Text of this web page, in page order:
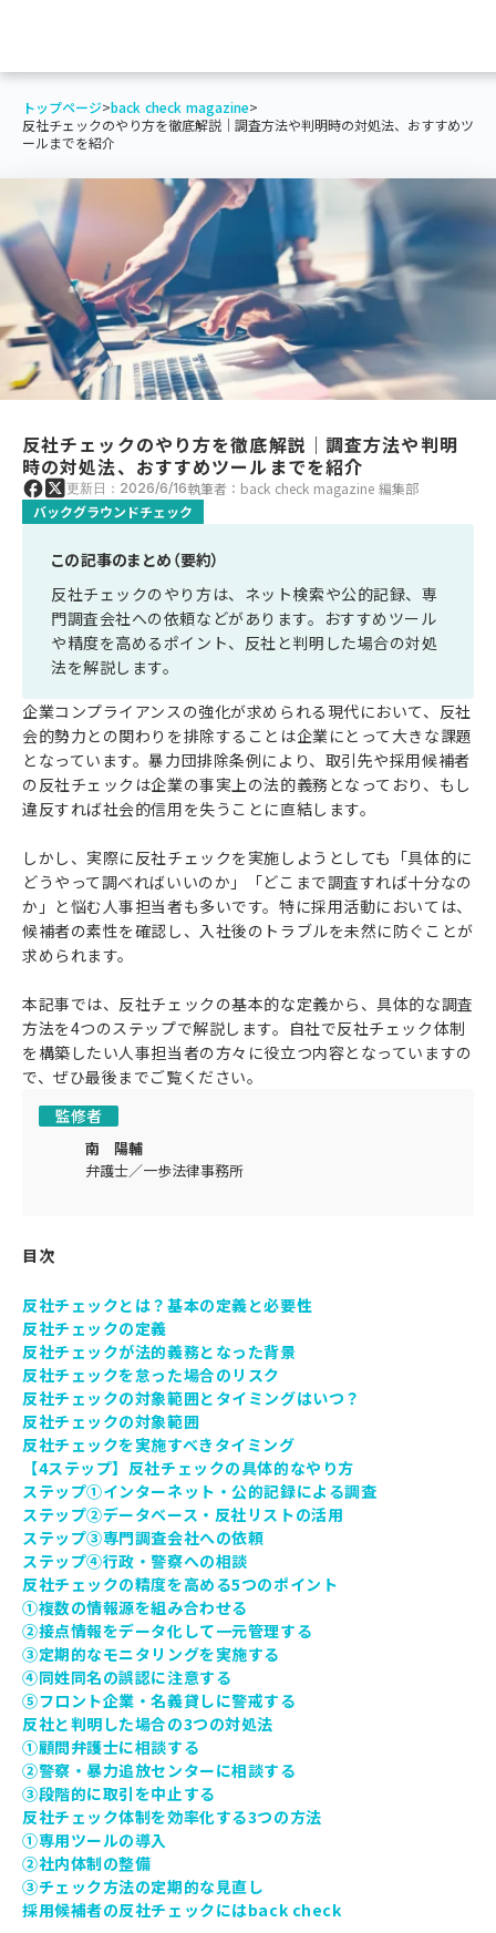
トップページ>back check magazine>
反社チェックのやり方を徹底解説｜調査方法や判明時の対処法、おすすめツ
ールまでを紹介
反社チェックのやり方を徹底解説｜調査方法や判明
時の対処法、おすすめツールまでを紹介
更新日：2026/6/16執筆者：back check magazine 編集部
バックグラウンドチェック
この記事のまとめ（要約）
反社チェックのやり方は、ネット検索や公的記録、専
門調査会社への依頼などがあります。おすすめツール
や精度を高めるポイント、反社と判明した場合の対処
法を解説します。
企業コンプライアンスの強化が求められる現代において、反社
会的勢力との関わりを排除することは企業にとって大きな課題
となっています。暴力団排除条例により、取引先や採用候補者
の反社チェックは企業の事実上の法的義務となっており、もし
違反すれば社会的信用を失うことに直結します。
しかし、実際に反社チェックを実施しようとしても「具体的に
どうやって調べればいいのか」「どこまで調査すれば十分なの
か」と悩む人事担当者も多いです。特に採用活動においては、
候補者の素性を確認し、入社後のトラブルを未然に防ぐことが
求められます。
本記事では、反社チェックの基本的な定義から、具体的な調査
方法を4つのステップで解説します。自社で反社チェック体制
を構築したい人事担当者の方々に役立つ内容となっていますの
で、ぜひ最後までご覧ください。
監修者
南 陽輔
弁護士／一歩法律事務所
目次
反社チェックとは？基本の定義と必要性
反社チェックの定義
反社チェックが法的義務となった背景
反社チェックを怠った場合のリスク
反社チェックの対象範囲とタイミングはいつ？
反社チェックの対象範囲
反社チェックを実施すべきタイミング
【4ステップ】反社チェックの具体的なやり方
ステップ①インターネット・公的記録による調査
ステップ②データベース・反社リストの活用
ステップ③専門調査会社への依頼
ステップ④行政・警察への相談
反社チェックの精度を高める5つのポイント
①複数の情報源を組み合わせる
②接点情報をデータ化して一元管理する
③定期的なモニタリングを実施する
④同姓同名の誤認に注意する
⑤フロント企業・名義貸しに警戒する
反社と判明した場合の3つの対処法
①顧問弁護士に相談する
②警察・暴力追放センターに相談する
③段階的に取引を中止する
反社チェック体制を効率化する3つの方法
①専用ツールの導入
②社内体制の整備
③チェック方法の定期的な見直し
採用候補者の反社チェックにはback check